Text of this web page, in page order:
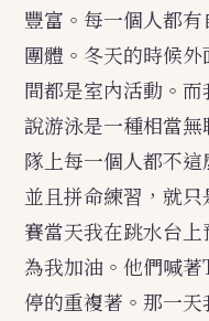
豐富。每一個人都
團體。冬天的時候
間都是室內活動。
說游泳是一種相當
隊上每一個人都不這
並且拼命練習，就
賽當天我在跳水台
為我加油。他們喊
停的重複著。那一